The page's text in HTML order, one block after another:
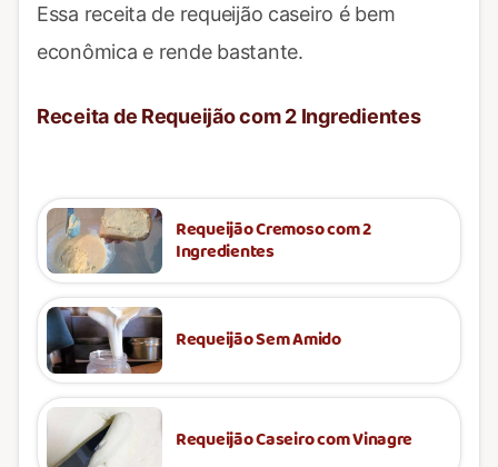
Essa receita de requeijão caseiro é bem
econômica e rende bastante.
Receita de Requeijão com 2 Ingredientes
Requeijão Cremoso com 2
Ingredientes
Requeijão Sem Amido
Requeijão Caseiro com Vinagre